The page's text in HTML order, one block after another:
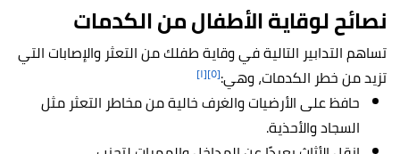
نصائح لوقاية الأطفال من الكدمات
تساهم التدابير التالية في وقاية طفلك من التعثر والإصابات التي
تزيد من خطر الكدمات، وهي:[٥] [١]
حافظ على الأرضيات والغرف خالية من مخاطر التعثر مثل
السجاد والأحذية.